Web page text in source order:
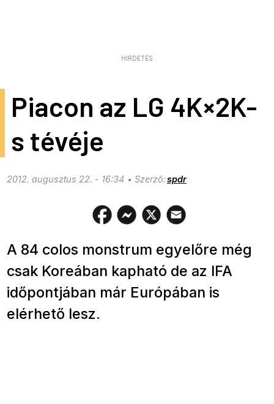
HIRDETÉS
Piacon az LG 4K×2K-
s tévéje
2012. augusztus 22. - 16:34 spdr
A 84 colos monstrum egyelőre még
csak Koreában kapható de az IFA
időpontjában már Európában is
elérhető lesz.